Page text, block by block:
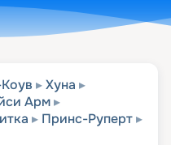
Хуна
Арм
Принс-Руперт